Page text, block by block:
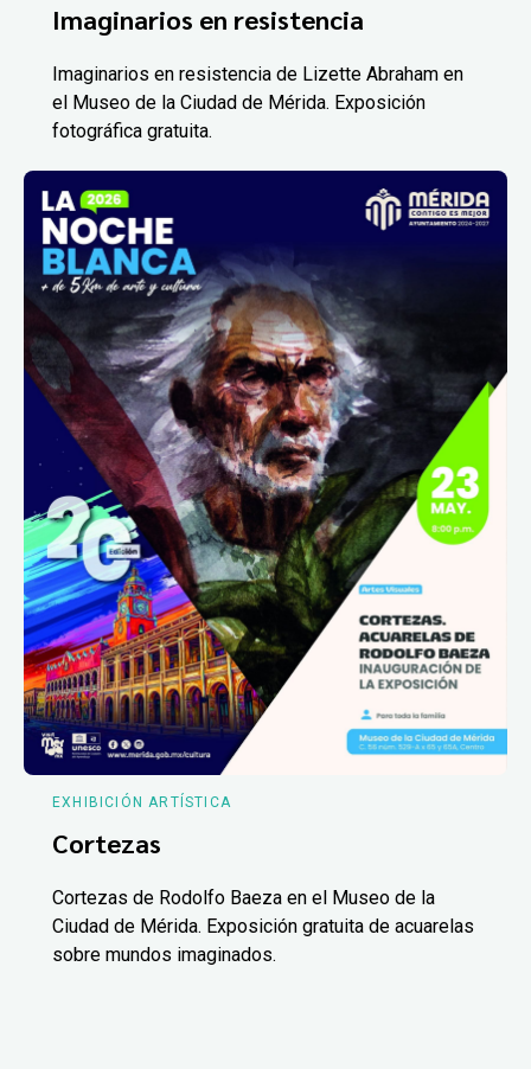
Imaginarios en resistencia
Imaginarios en resistencia de Lizette Abraham en
el Museo de la Ciudad de Mérida. Exposición
fotográfica gratuita.
EXHIBICIÓN ARTÍSTICA
Cortezas
Cortezas de Rodolfo Baeza en el Museo de la
Ciudad de Mérida. Exposición gratuita de acuarelas
sobre mundos imaginados.